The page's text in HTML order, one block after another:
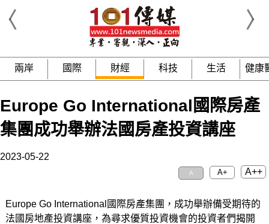
兩岸 國際 財經 科技 生活 健康
Europe Go International國際房產
集團成功舉辦法國房產投資講座
2023-05-22
A A+ A++
Europe Go International國際房產集團，成功舉辦備受期待的
法國房地產投資講座，為尋求優質投資機會的投資者們揭開